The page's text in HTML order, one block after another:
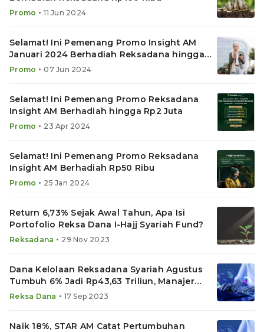
Promo • 11 Jun 2024
Selamat! Ini Pemenang Promo Insight AM
Januari 2024 Berhadiah Reksadana hingga
Rp2 Juta
Promo • 07 Jun 2024
Selamat! Ini Pemenang Promo Reksadana
Insight AM Berhadiah hingga Rp2 Juta
Promo • 23 Apr 2024
Selamat! Ini Pemenang Promo Reksadana
Insight AM Berhadiah Rp50 Ribu
Promo • 25 Jan 2024
Return 6,73% Sejak Awal Tahun, Apa Isi
Portofolio Reksa Dana I-Hajj Syariah Fund?
Reksadana • 29 Nov 2023
Dana Kelolaan Reksadana Syariah Agustus
Tumbuh 6% Jadi Rp43,63 Triliun, Manajer
Investasi Ini Juara
Reksa Dana • 17 Sep 2023
Naik 18%, STAR AM Catat Pertumbuhan